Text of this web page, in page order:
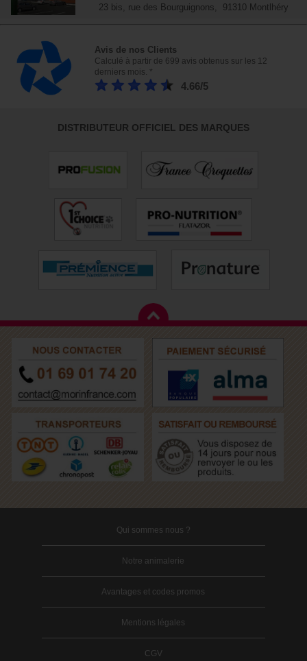
23 bis, rue des Bourguignons, 91310 Montlhéry
Avis de nos Clients
Calculé à partir de 699 avis obtenus sur les 12
derniers mois. *
4.66/5
DISTRIBUTEUR OFFICIEL DES MARQUES
Qui sommes nous ?
Notre animalerie
Avantages et codes promos
Mentions légales
CGV